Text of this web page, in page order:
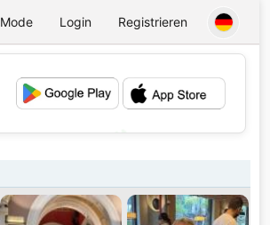
Mode Login Registrieren